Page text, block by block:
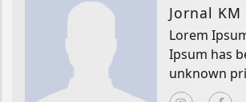
Jornal KM
Lorem
Ipsum has
unknown
book.